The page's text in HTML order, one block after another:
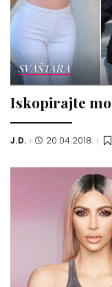
SVAŠTARA
Iskopirajte
Posted
J.D. 20.04.2018.